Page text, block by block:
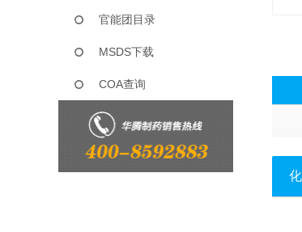
官能团目录
MSDS下载
COA查询